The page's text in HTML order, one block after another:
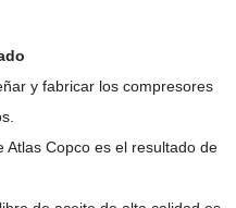
y fabricar los compresores
Copco es el resultado de